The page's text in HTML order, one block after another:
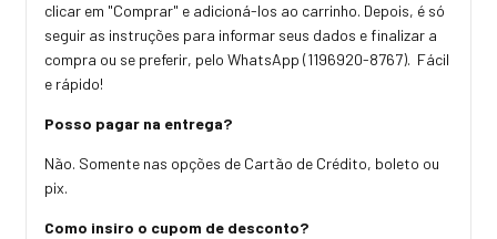
clicar em "Comprar" e adicioná-los ao carrinho. Depois, é só
seguir as instruções para informar seus dados e finalizar a
compra ou se preferir, pelo WhatsApp (1196920-8767). Fácil
e rápido!
Posso pagar na entrega?
Não. Somente nas opções de Cartão de Crédito, boleto ou
pix.
Como insiro o cupom de desconto?